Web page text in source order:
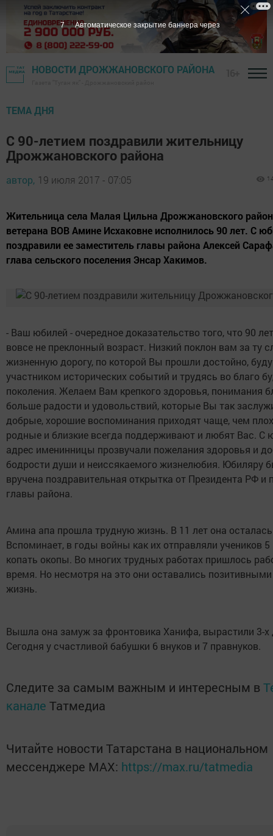
НОВОСТИ ДРОЖЖАНОВСКОГО РАЙОНА
ТЕМА ДНЯ
С 90-летием поздравили жительницу
Дрожжановского района
автор, 19 июля 2017 - 07:05
Жительница села Малая Цильна Дрожжановского
ветерана ВОВ Амине Исхаковне исполнилось 90 лет. С
поздравили ее заместитель главы района Алексей
глава сельского поселения Энсар Хакимов.
- Ваш юбилей - очередное доказательство того, что 90
вовсе не преклонный возраст. Низкий поклон вам за ту
жизненную дорогу, по которой Вы прошли достойно,
участником исторических событий и трудясь во благо
поколения. Желаем Вам крепкого здоровья, понимания
больше радости и удовольствий, которые Вы так
добрые, хорошие воспоминания приходят чаще, чем
родные и близкие всегда поддерживают и любят Вас. С
адрес именинницы прозвучали пожелания здоровья и
бодрости души и неиссякаемого жизнелюбия. Юбиляру
вручена поздравительная открытка от Президента РФ и
главы района.
Амина апа прошла трудную жизнь. В 11 лет она
Вспоминает, в годы войны как их отправляли учеников 5
копать окопы. Во многих трудных работах пришлось
время. Но несмотря на это они оставались
жизнь.
Вышла она замуж за фронтовика Ханифа, вырастили 3-х
Сегодня у счастливой бабушки 6 внуков и 7 правнуков.
Следите за самым важным и интересным в
канале Татмедиа
Читайте новости Татарстана в национальном
мессенджере MАХ: https://max.ru/tatmedia
6 Автоматическое закрытие баннера через